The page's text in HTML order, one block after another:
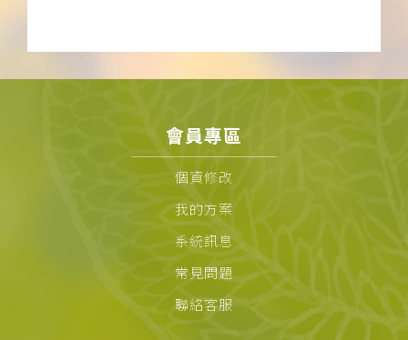
會員專區
個資修改
我的方案
系統訊息
常見問題
聯絡客服